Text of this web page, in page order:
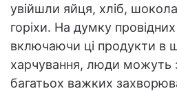
увійшли яйця, хліб,
горіхи. На думку провідних
включаючи ці продукти в
харчування, люди можуть
багатьох важких